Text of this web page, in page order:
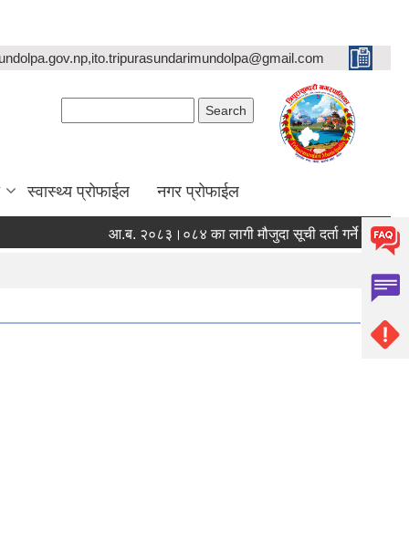
स्वास्थ्य प्रोफाईल नगर प्रोफाईल
आ.ब. २०८३।०८४ का लागी मौजुदा सूची दर्ता गर्ने सम्बन्धी सूचना ।